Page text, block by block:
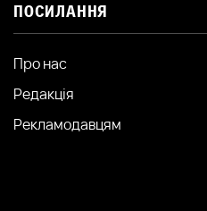
ПОСИЛАННЯ
Про нас
Редакція
Рекламодавцям